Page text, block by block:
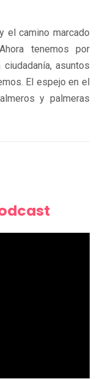
el camino marcado
tenemos por
asuntos
El espejo en el
y palmeras